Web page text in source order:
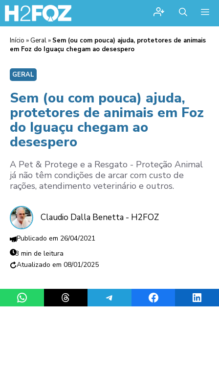
Início » Geral » Sem (ou com pouca) ajuda, protetores de animais
em Foz do Iguaçu chegam ao desespero
GERAL
Sem (ou com pouca) ajuda,
protetores de animais em Foz
do Iguaçu chegam ao
desespero
A Pet & Protege e a Resgato - Proteção Animal
já não têm condições de arcar com custo de
rações, atendimento veterinário e outros.
Claudio Dalla Benetta - H2FOZ
26/04/2021
3 min de leitura
08/01/2025
Share on WhatsAppShare on ThreadsShare on TelegramShare on Facebook